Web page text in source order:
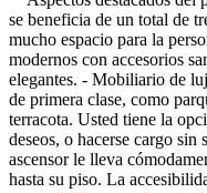
se beneficia de un total de
mucho espacio para la
modernos con accesorios
elegantes. - Mobiliario de
de primera clase, como
terracota. Usted tiene la
deseos, o hacerse cargo
ascensor le lleva
hasta su piso. La